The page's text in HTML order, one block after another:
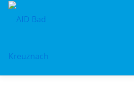
Zum
Inhalt